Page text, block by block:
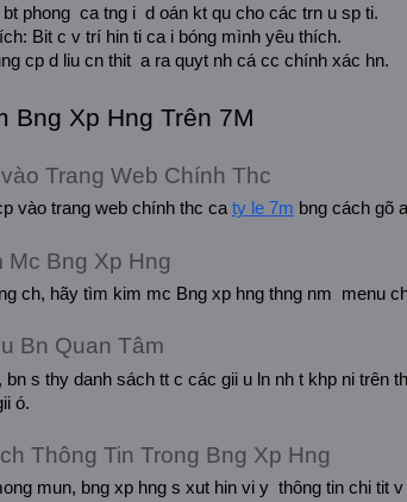
phong  ca tng i  d oán kt qu cho các trn u sp ti.
Bit c v trí hin ti ca i bóng mình yêu thích.
cp d liu cn thit  a ra quyt nh cá cc chính xác hn.
Bng Xp Hng Trên 7M
Trang Web Chính Thc
vào trang web chính thc ca ty le 7m bng cách gõ
Mc Bng Xp Hng
ch, hãy tìm kim mc Bng xp hng thng nm  menu
Bn Quan Tâm
bn s thy danh sách tt c các gii u ln nh t khp ni trên
ó.
Thông Tin Trong Bng Xp Hng
mun, bng xp hng s xut hin vi y  thông tin chi tit v